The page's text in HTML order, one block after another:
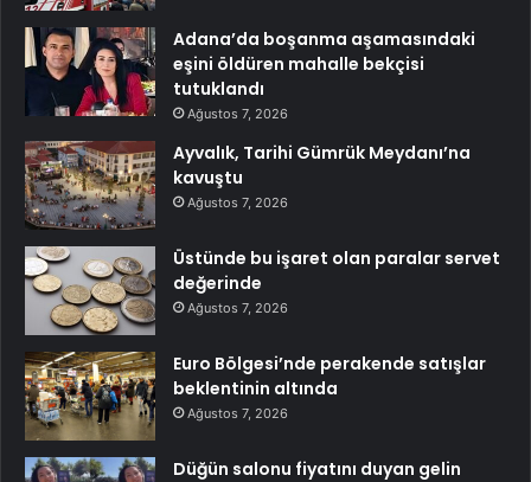
Adana’da boşanma aşamasındaki
eşini öldüren mahalle bekçisi
tutuklandı
Ağustos 7, 2026
Ayvalık, Tarihi Gümrük Meydanı’na
kavuştu
Ağustos 7, 2026
Üstünde bu işaret olan paralar servet
değerinde
Ağustos 7, 2026
Euro Bölgesi’nde perakende satışlar
beklentinin altında
Ağustos 7, 2026
Düğün salonu fiyatını duyan gelin